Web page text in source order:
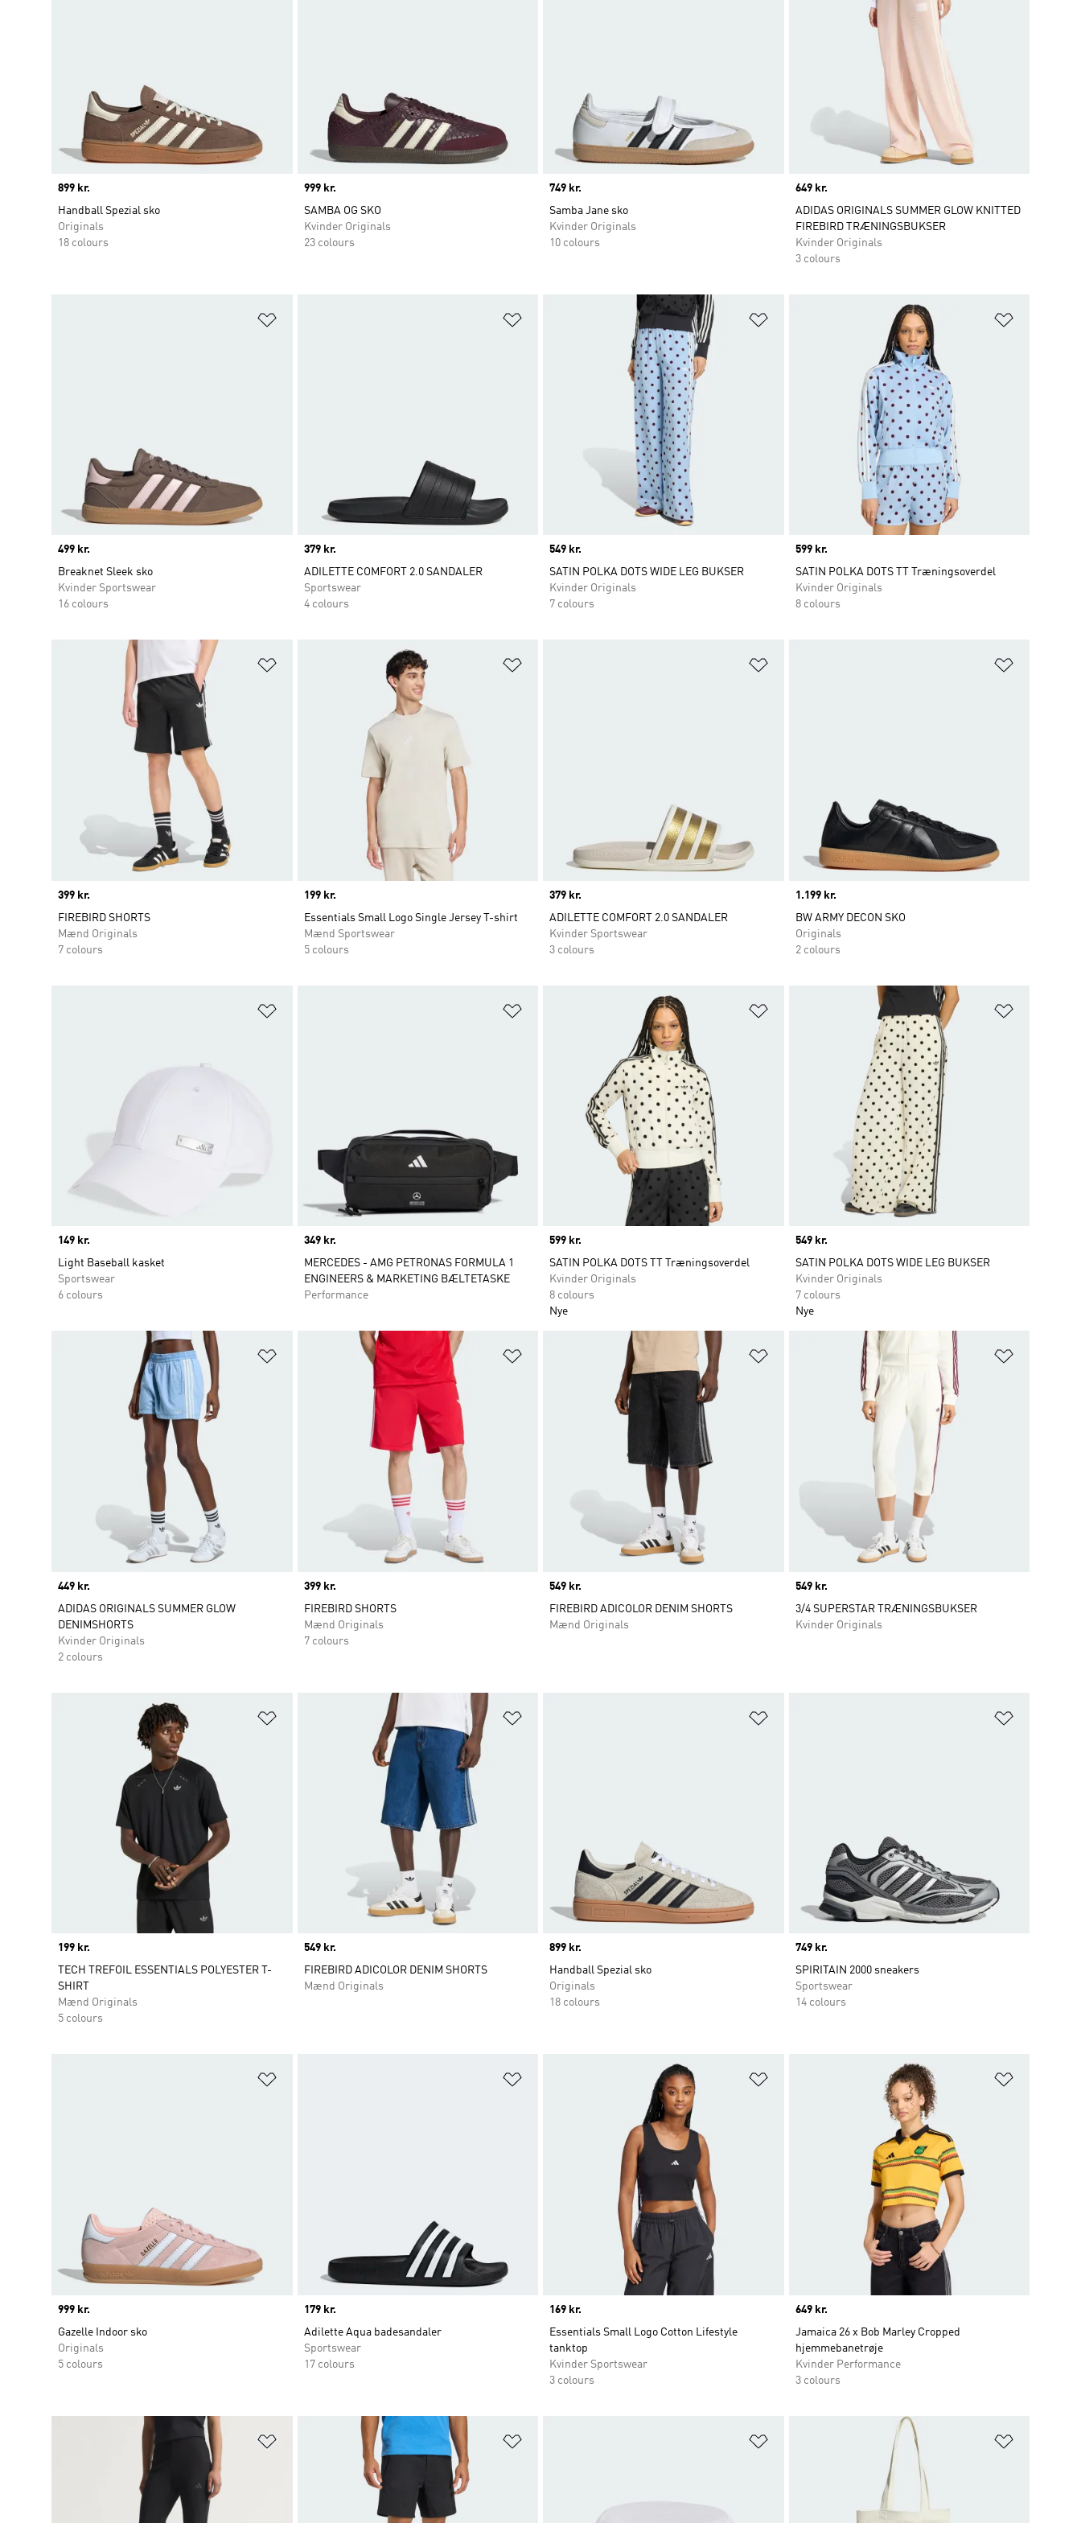
Price
899 kr.
Handball Spezial sko
Originals
18 colours
Price
999 kr.
SAMBA OG SKO
Kvinder Originals
23 colours
Price
749 kr.
Samba Jane sko
Kvinder Originals
10 colours
Price
649 kr.
ADIDAS ORIGINALS SUMMER GLOW KNITTED
FIREBIRD TRÆNINGSBUKSER
Kvinder Originals
3 colours
Price
499 kr.
Breaknet Sleek sko
Kvinder Sportswear
16 colours
Price
379 kr.
ADILETTE COMFORT 2.0 SANDALER
Sportswear
4 colours
Price
549 kr.
SATIN POLKA DOTS WIDE LEG BUKSER
Kvinder Originals
7 colours
Price
599 kr.
SATIN POLKA DOTS TT Træningsoverdel
Kvinder Originals
8 colours
Price
399 kr.
FIREBIRD SHORTS
Mænd Originals
7 colours
Price
199 kr.
Essentials Small Logo Single Jersey T-shirt
Mænd Sportswear
5 colours
Price
379 kr.
ADILETTE COMFORT 2.0 SANDALER
Kvinder Sportswear
3 colours
Price
1.199 kr.
BW ARMY DECON SKO
Originals
2 colours
Price
149 kr.
Light Baseball kasket
Sportswear
6 colours
Price
349 kr.
MERCEDES - AMG PETRONAS FORMULA 1
ENGINEERS & MARKETING BÆLTETASKE
Performance
Price
599 kr.
SATIN POLKA DOTS TT Træningsoverdel
Kvinder Originals
8 colours
Nye
Price
549 kr.
SATIN POLKA DOTS WIDE LEG BUKSER
Kvinder Originals
7 colours
Nye
Føj til ønskeliste
Price
449 kr.
ADIDAS ORIGINALS SUMMER GLOW
DENIMSHORTS
Kvinder Originals
2 colours
Price
399 kr.
FIREBIRD SHORTS
Mænd Originals
7 colours
Føj til ønskeliste
Price
549 kr.
FIREBIRD ADICOLOR DENIM SHORTS
Mænd Originals
Price
549 kr.
3/4 SUPERSTAR TRÆNINGSBUKSER
Kvinder Originals
Price
199 kr.
TECH TREFOIL ESSENTIALS POLYESTER T-
SHIRT
Mænd Originals
5 colours
Price
549 kr.
FIREBIRD ADICOLOR DENIM SHORTS
Mænd Originals
Price
899 kr.
Handball Spezial sko
Originals
18 colours
Price
749 kr.
SPIRITAIN 2000 sneakers
Sportswear
14 colours
Price
999 kr.
Gazelle Indoor sko
Originals
5 colours
Price
179 kr.
Adilette Aqua badesandaler
Sportswear
17 colours
Price
169 kr.
Essentials Small Logo Cotton Lifestyle
tanktop
Kvinder Sportswear
3 colours
Price
649 kr.
Jamaica 26 x Bob Marley Cropped
hjemmebanetrøje
Kvinder Performance
3 colours
Føj til ønskeliste